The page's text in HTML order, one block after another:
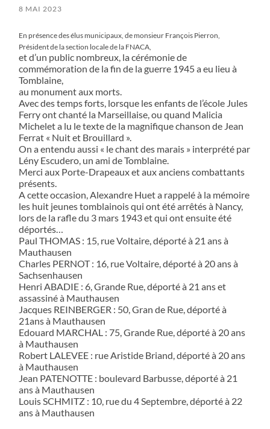
8 MAI 2023
En présence des élus municipaux, de monsieur François Pierron,
Président de la section locale de la FNACA,
et d’un public nombreux, la cérémonie de
commémoration de la fin de la guerre 1945 a eu lieu à
Tomblaine,
au monument aux morts.
Avec des temps forts, lorsque les enfants de l’école Jules
Ferry ont chanté la Marseillaise, ou quand Malicia
Michelet a lu le texte de la magnifique chanson de Jean
Ferrat « Nuit et Brouillard ».
On a entendu aussi « le chant des marais » interprété par
Lény Escudero, un ami de Tomblaine.
Merci aux Porte-Drapeaux et aux anciens combattants
présents.
A cette occasion, Alexandre Huet a rappelé à la mémoire
les huit jeunes tomblainois qui ont été arrêtés à Nancy,
lors de la rafle du 3 mars 1943 et qui ont ensuite été
déportés…
Paul THOMAS : 15, rue Voltaire, déporté à 21 ans à
Mauthausen
Charles PERNOT : 16, rue Voltaire, déporté à 20 ans à
Sachsenhausen
Henri ABADIE : 6, Grande Rue, déporté à 21 ans et
assassiné à Mauthausen
Jacques REINBERGER : 50, Gran de Rue, déporté à
21ans à Mauthausen
Edouard MARCHAL : 75, Grande Rue, déporté à 20 ans
à Mauthausen
Robert LALEVEE : rue Aristide Briand, déporté à 20 ans
à Mauthausen
Jean PATENOTTE : boulevard Barbusse, déporté à 21
ans à Mauthausen
Louis SCHMITZ : 10, rue du 4 Septembre, déporté à 22
ans à Mauthausen